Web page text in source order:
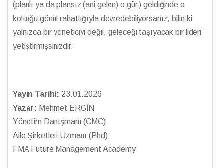
(planlı ya da plansız (ani gelen) o gün) geldiğinde o
koltuğu gönül rahatlığıyla devredebiliyorsanız, bilin ki
yalnızca bir yöneticiyi değil, geleceği taşıyacak bir lideri
yetiştirmişsinizdir.
Yayın Tarihi: 23.01.2026
Yazar: Mehmet ERGİN
Yönetim Danışmanı (CMC)
Aile Şirketleri Uzmanı (Phd)
FMA Future Management Academy